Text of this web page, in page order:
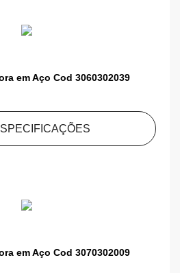
em Aço Cod 3060302039
em Aço Cod 3070302009